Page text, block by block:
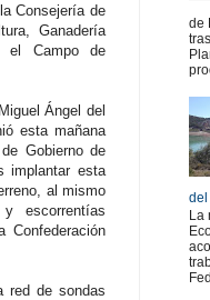
Consejería de
Ganadería
Campo de
Ángel del
esta mañana
Gobierno de
implantar esta
al mismo
escorrentías
red de sondas
de
del
La